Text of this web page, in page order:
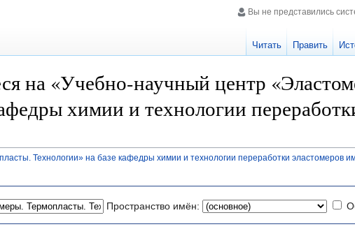
на «Учебно-научный центр
химии и технологии
Технологии» на базе кафедры химии и технологии переработки эластомеров
Пространство имён:
Вы не представились
Читать Править